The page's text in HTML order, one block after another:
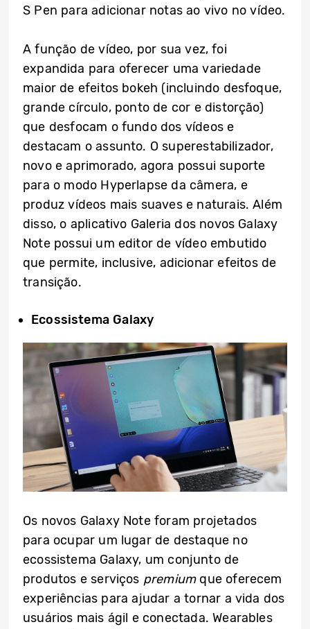
S Pen para adicionar notas ao vivo no vídeo.
A função de vídeo, por sua vez, foi
expandida para oferecer uma variedade
maior de efeitos bokeh (incluindo desfoque,
grande círculo, ponto de cor e distorção)
que desfocam o fundo dos vídeos e
destacam o assunto. O superestabilizador,
novo e aprimorado, agora possui suporte
para o modo Hyperlapse da câmera, e
produz vídeos mais suaves e naturais. Além
disso, o aplicativo Galeria dos novos Galaxy
Note possui um editor de vídeo embutido
que permite, inclusive, adicionar efeitos de
transição.
Ecossistema Galaxy
Os novos Galaxy Note foram projetados
para ocupar um lugar de destaque no
ecossistema Galaxy, um conjunto de
produtos e serviços premiumque oferecem
experiências para ajudar a tornar a vida dos
usuários mais ágil e conectada. Wearables